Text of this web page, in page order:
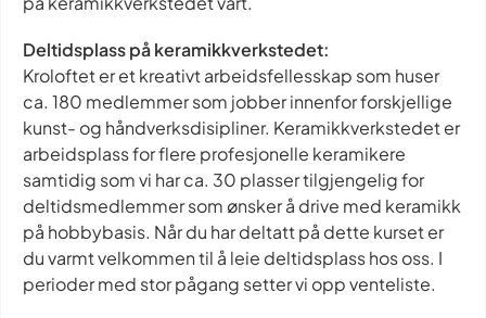
Deltidsplass på keramikkverkstedet:
Kroloftet er et kreativt arbeidsfellesskap som huser
ca. 180 medlemmer som jobber innenfor forskjellige
kunst- og håndverksdisipliner. Keramikkverkstedet er
arbeidsplass for flere profesjonelle keramikere
samtidig som vi har ca. 30 plasser tilgjengelig for
deltidsmedlemmer som ønsker å drive med keramikk
på hobbybasis. Når du har deltatt på dette kurset er
du varmt velkommen til å leie deltidsplass hos oss. I
perioder med stor pågang setter vi opp venteliste.